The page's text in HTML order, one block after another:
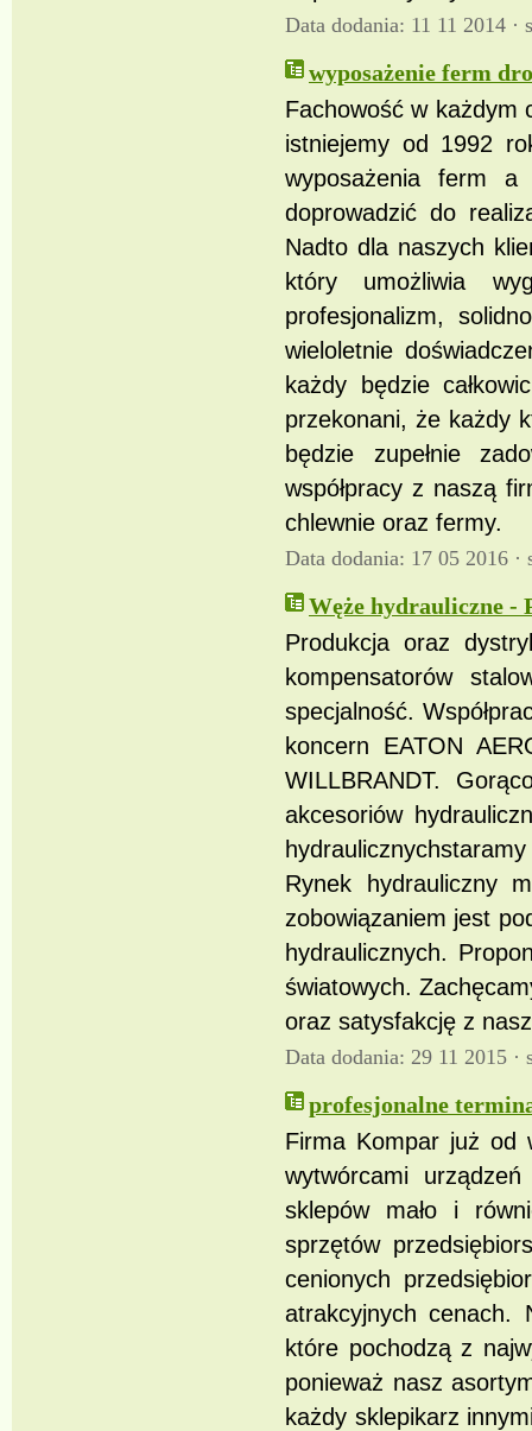
Data dodania: 11 11 2014 ·
wyposażenie ferm
Fachowość w każdym
istniejemy od 1992
wyposażenia ferm
doprowadzić do
Nadto dla naszych
który umożliwia
profesjonalizm,
wieloletnie
każdy będzie
przekonani, że każdy
będzie zupełnie
współpracy z naszą
chlewnie oraz fermy.
Data dodania: 17 05 2016 ·
Węże hydrauliczne -
Produkcja oraz
kompensatorów
specjalność.
koncern EATON
WILLBRANDT.
akcesoriów
Rynek hydrauliczny
zobowiązaniem jest
hydraulicznych.
światowych.
oraz satysfakcję z
Data dodania: 29 11 2015 ·
profesjonalne
Firma Kompar już od
wytwórcami
sklepów mało i
sprzętów
cenionych
atrakcyjnych cenach.
które pochodzą z
ponieważ nasz
każdy sklepikarz